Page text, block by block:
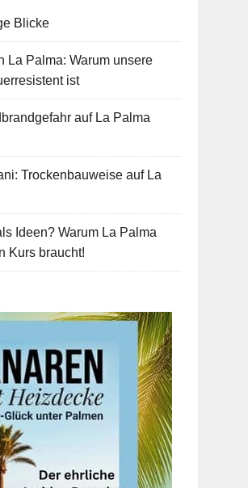
Blicke
La Palma: Warum unsere
ist
auf La Palma
Trockenbauweise auf La
Ideen? Warum La Palma
Kurs braucht!